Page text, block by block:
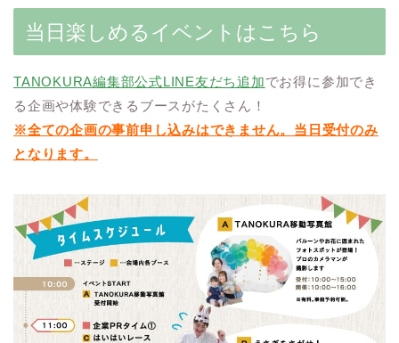
当日楽しめるイベントはこちら
TANOKURA編集部公式LINE友だち追加でお得に参加でき
る企画や体験できるブースがたくさん！
※全ての企画の事前申し込みはできません。当日受付のみ
となります。